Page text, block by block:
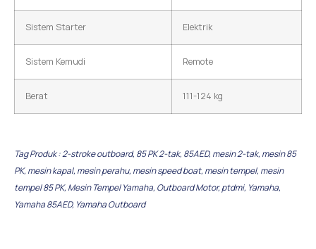
Sistem Starter Elektrik
Sistem Kemudi Remote
Berat 111-124 kg
Tag Produk :2-stroke outboard, 85 PK 2-tak, 85AED, mesin 2-tak, mesin 85
PK, mesin kapal, mesin perahu, mesin speed boat, mesin tempel, mesin
tempel 85 PK, Mesin Tempel Yamaha, Outboard Motor,ptdmi, Yamaha,
Yamaha 85AED, Yamaha Outboard